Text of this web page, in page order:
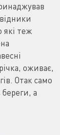
якi теж
оживає,
Отак само
а